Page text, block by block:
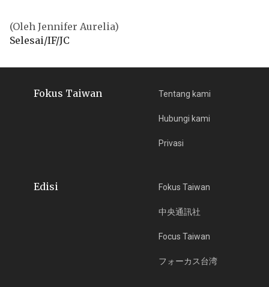
(Oleh Jennifer Aurelia)
Selesai/IF/JC
Fokus Taiwan Tentang kami
Hubungi kami
Privasi
Edisi Fokus Taiwan
中央通訊社
Focus Taiwan
フォーカス台湾